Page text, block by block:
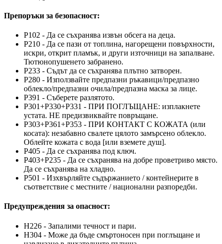
Препоръки за безопасност:
P102 - Да се съхранява извън обсега на деца.
P210 - Да се пази от топлина, нагорещени повърхности,
искри, открит пламък, и други източници на запалване.
Тютюнопушенето забранено.
P233 - Съдът да се съхранява плътно затворен.
P280 - Използвайте предпазни ръкавици/предпазно
облекло/предпазни очила/предпазна маска за лице.
P391 - Съберете разлятото.
P301+P330+P331 - ПРИ ПОГЛЪЩАНЕ: изплакнете
устата. НЕ предизвиквайте повръщане.
P303+P361+P353 - ПРИ КОНТАКТ С КОЖАТА (или
косата): незабавно свалете цялото замърсено облекло.
Облейте кожата с вода [или вземете душ].
P405 - Да се съхранява под ключ.
P403+P235 - Да се съхранява на добре проветриво място.
Да се съхранява на хладно.
P501 - Изхвърляйте съдържанието / контейнерите в
съответствие с местните / национални разпоредби.
Предупреждения за опасност:
H226 - Запалими течност и пари.
H304 - Може да бъде смъртоносен при поглъщане и